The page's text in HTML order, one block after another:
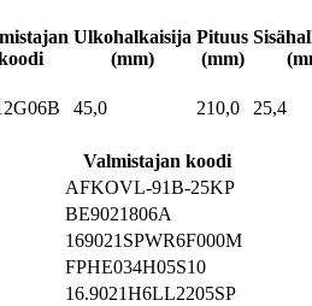
Ulkohalkaisija
(mm)
Pituus
(mm)
45,0 210,0 25,4
Valmistajan koodi
AFKOVL-91B-25KP
BE9021806A
169021SPWR6F000M
FPHE034H05S10
16.9021H6LL2205SP